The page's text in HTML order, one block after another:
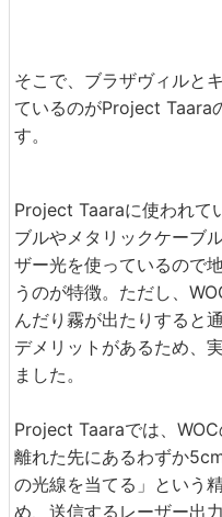
そこで、ブラザヴィルと
ているのがProject Taara
す。
Project Taaraに使われて
ブルやメタリックケーブ
ザー光を使っているので
うのが特徴。ただし、
んだり霧が出たりすると
デメリットがあるため、
ました。
Project Taaraでは、
離れた先にあるわずか
の光線を当てる」という
め、送信するレーザー出